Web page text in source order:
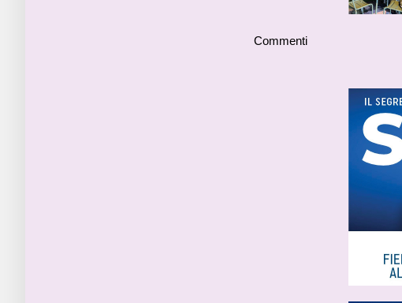
Commenti